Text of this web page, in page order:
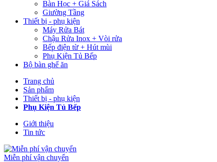
Bàn Học + Giá Sách
Giường Tầng
Thiết bị - phụ kiện
Máy Rửa Bát
Chậu Rửa Inox + Vòi rửa
Bếp điện từ + Hút mùi
Phụ Kiện Tủ Bếp
Bộ bàn ghế ăn
Trang chủ
Sản phẩm
Thiết bị - phụ kiện
Phụ Kiện Tủ Bếp
Giới thiệu
Tin tức
Miễn phí vận chuyển